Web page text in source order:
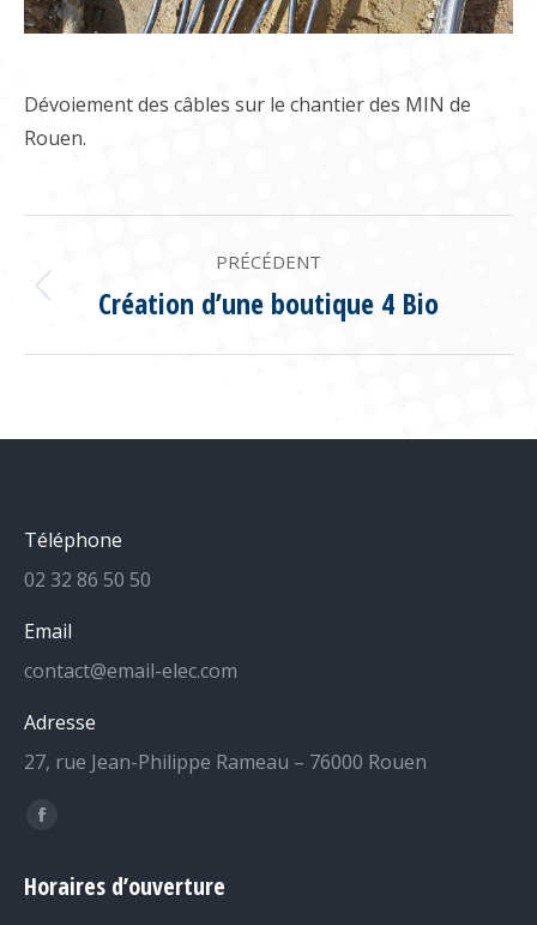
Dévoiement des câbles sur le chantier des MIN de
Rouen.
NAVIGATION
ARTICLE
PRÉCÉDENT
Article
Création d’une boutique 4 Bio
Téléphone
02 32 86 50 50
Email
contact@email-elec.com
Adresse
27, rue Jean-Philippe Rameau – 76000 Rouen
Trouvez nous sur :
Facebook
opens
Horaires d’ouverture